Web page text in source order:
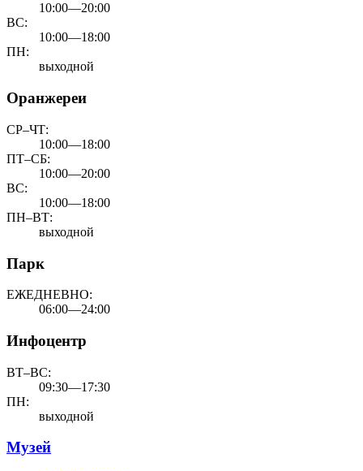
10:00—20:00
ВС:
10:00—18:00
ПН:
выходной
Оранжереи
СР–ЧТ:
10:00—18:00
ПТ–СБ:
10:00—20:00
ВС:
10:00—18:00
ПН–ВТ:
выходной
Парк
ЕЖЕДНЕВНО:
06:00—24:00
Инфоцентр
ВТ–ВС:
09:30—17:30
ПН:
выходной
Музей